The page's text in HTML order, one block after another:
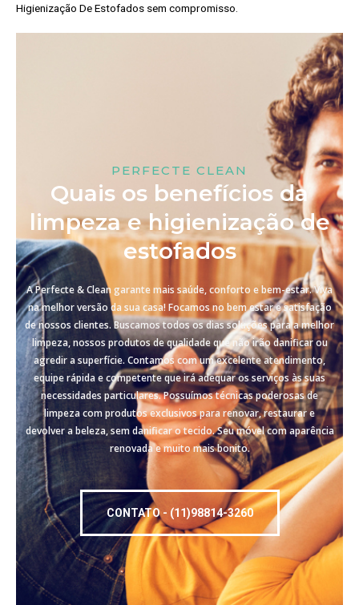
Higienização De Estofados sem compromisso.
PERFECTE CLEAN
Quais os benefícios da
limpeza e higienização de
estofados
A Perfecte & Clean garante mais saúde, conforto e bem-estar. Viva
na melhor versão da sua casa! Focamos no bem estar e satisfação
de nossos clientes. Buscamos todos os dias soluções para a melhor
limpeza, nossos produtos de qualidade que não irão danificar ou
agredir a superfície. Contamos com um excelente atendimento,
equipe rápida e competente que irá adequar os serviços às suas
necessidades particulares. Possuímos técnicas poderosas de
limpeza com produtos exclusivos para renovar, restaurar e
devolver a beleza, sem danificar o tecido. Seu móvel com aparência
renovada e muito mais bonito.
CONTATO - (11)98814-3260